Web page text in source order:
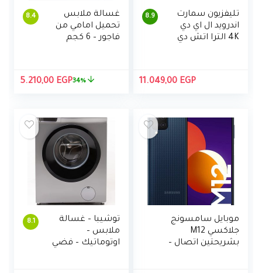
8.9
تليفزيون سمارت
اندرويد ال اي دي
4K الترا اتش دي
11.049,00 EGP
8.4
غسالة ملابس
تحميل امامي من
فاجور – 6 كجم
السعر
7.895,00 EGP.
5.210,00 EGP 34%
موبايل سامسونج
جلاكسي M12
بشريحتين اتصال –
8.1
توشيبا – غسالة
ملابس –
اوتوماتيك – فضي